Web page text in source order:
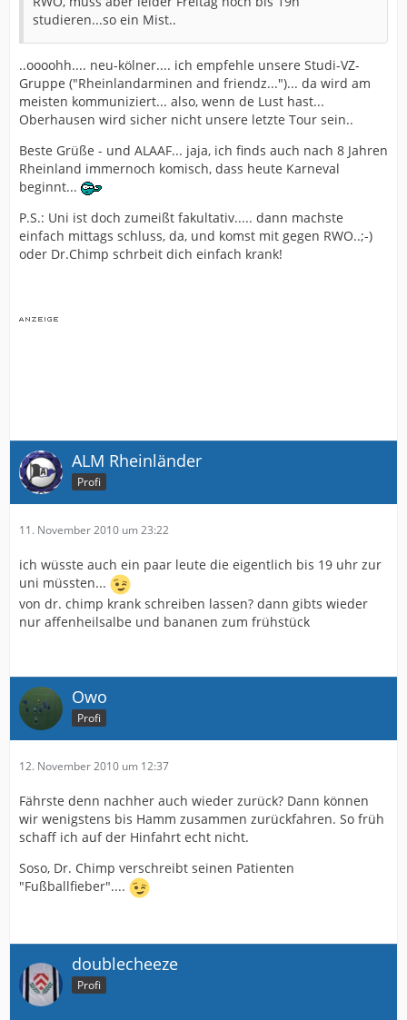
studieren...so ein Mist..
..oooohh.... neu-kölner.... ich empfehle unsere Studi-VZ-
Gruppe ("Rheinlandarminen and friendz...")... da wird am
meisten kommuniziert... also, wenn de Lust hast...
Oberhausen wird sicher nicht unsere letzte Tour sein..
Beste Grüße - und ALAAF... jaja, ich finds auch nach 8 Jahren
Rheinland immernoch komisch, dass heute Karneval
beginnt...
P.S.: Uni ist doch zumeißt fakultativ..... dann machste
einfach mittags schluss, da, und komst mit gegen RWO..;-)
oder Dr.Chimp schrbeit dich einfach krank!
ALM Rheinländer
Profi
11. November 2010 um 23:22
ich wüsste auch ein paar leute die eigentlich bis 19 uhr zur
uni müssten...
von dr. chimp krank schreiben lassen? dann gibts wieder
nur affenheilsalbe und bananen zum frühstück
Owo
Profi
12. November 2010 um 12:37
Fährste denn nachher auch wieder zurück? Dann können
wir wenigstens bis Hamm zusammen zurückfahren. So früh
schaff ich auf der Hinfahrt echt nicht.
Soso, Dr. Chimp verschreibt seinen Patienten
"Fußballfieber"....
doublecheeze
Profi